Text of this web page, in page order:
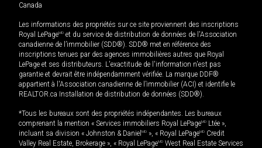
Canada
Les informations des propriétés sur ce site proviennent des inscriptions
Royal LePageMD et du service de distribution de données de l'Association
canadienne de l’immobilier (SDD®). SDD® met en référence des
inscriptions tenues par des agences immobilières autres que Royal
LePage et ses distributeurs. L'exactitude de l'information n'est pas
garantie et devrait être indépendamment vérifiée. La marque DDF®
appartient à l'Association canadienne de l’immobilier (ACI) et identifie le
REALTOR.ca Installation de distribution de données (SDD®).
*Tous les bureaux sont des propriétés indépendantes. Les bureaux
comprenant la mention « Services immobiliers Royal LePageMD Ltée »,
incluant sa division « Johnston & Daniel MD », « Royal LePageMD Credit
Valley Real Estate, Brokerage », « Royal LePageMD West Real Estate Services